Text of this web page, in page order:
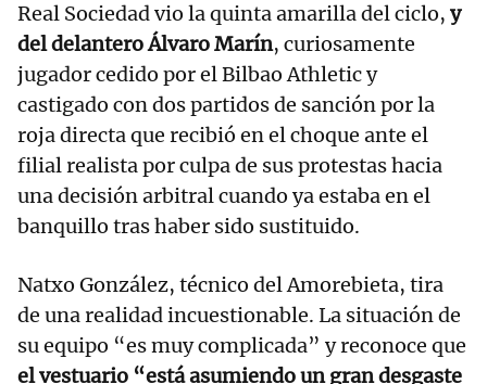
Real Sociedad vio la quinta amarilla del ciclo, y
del delantero Álvaro Marín, curiosamente
jugador cedido por el Bilbao Athletic y
castigado con dos partidos de sanción por la
roja directa que recibió en el choque ante el
filial realista por culpa de sus protestas hacia
una decisión arbitral cuando ya estaba en el
banquillo tras haber sido sustituido.
Natxo González, técnico del Amorebieta, tira
de una realidad incuestionable. La situación de
su equipo “es muy complicada” y reconoce que
el vestuario “está asumiendo un gran desgaste